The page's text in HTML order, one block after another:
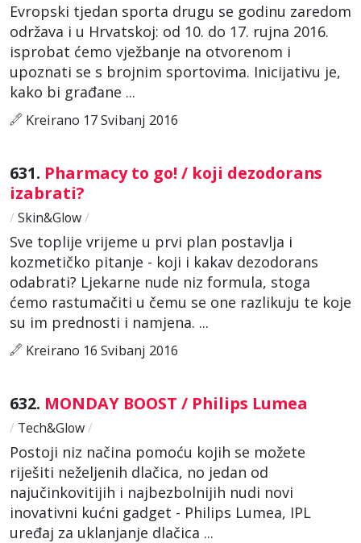
Evropski tjedan sporta drugu se godinu zaredom
održava i u Hrvatskoj: od 10. do 17. rujna 2016.
isprobat ćemo vježbanje na otvorenom i
upoznati se s brojnim sportovima. Inicijativu je,
kako bi građane ...
Kreirano 17 Svibanj 2016
631. Pharmacy to go! / koji dezodorans
izabrati?
/ Skin&Glow/
Sve toplije vrijeme u prvi plan postavlja i
kozmetičko pitanje - koji i kakav dezodorans
odabrati? Ljekarne nude niz formula, stoga
ćemo rastumačiti u čemu se one razlikuju te koje
su im prednosti i namjena. ...
Kreirano 16 Svibanj 2016
632. MONDAY BOOST / Philips Lumea
/ Tech&Glow/
Postoji niz načina pomoću kojih se možete
riješiti neželjenih dlačica, no jedan od
najučinkovitijih i najbezbolnijih nudi novi
inovativni kućni gadget - Philips Lumea, IPL
uređaj za uklanjanje dlačica ...